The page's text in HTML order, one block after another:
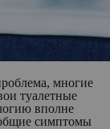
многие
туалетные
вполне
симптомы